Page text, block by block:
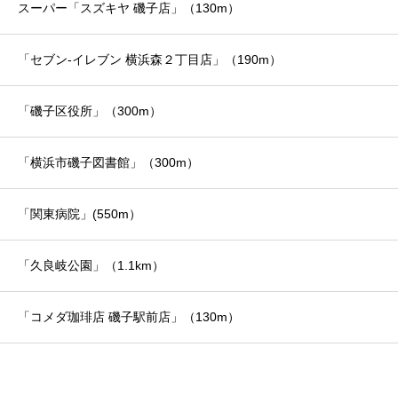
スーパー「スズキヤ 磯子店」（130m）
「セブン-イレブン 横浜森２丁目店」（190m）
「磯子区役所」（300m）
「横浜市磯子図書館」（300m）
「関東病院」(550m）
「久良岐公園」（1.1km）
「コメダ珈琲店 磯子駅前店」（130m）